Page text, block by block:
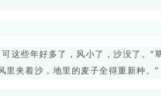
这些年好多了，风小了，沙没了。
里夹着沙，地里的麦子全得重新种。”